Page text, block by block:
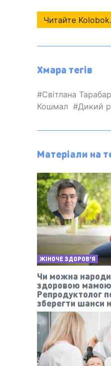
Читайте
Хмара тегів
Світлана
Кошмал
Дикий
Матеріали на
ЖІНОЧЕ ЗДОРОВ'Я
Чи можна
здоровою
Репродуктолог
зберегти шанси